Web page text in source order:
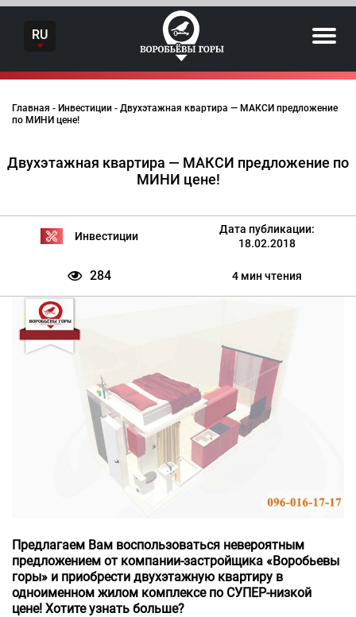
Skip
contentRU
Главная - Инвестиции - Двухэтажная квартира — МАКСИ предложение
по МИНИ цене!
Двухэтажная квартира — МАКСИ предложение по
МИНИ цене!
Инвестиции
Дата публикации:
18.02.2018
284 4 мин чтения
Предлагаем Вам воспользоваться невероятным
предложением от компании-застройщика «Воробьевы
горы» и приобрести двухэтажную квартиру в
одноименном жилом комплексе по СУПЕР-низкой
цене! Хотите узнать больше?